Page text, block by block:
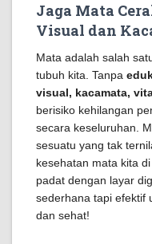
Jaga Mata
Visual dan
Mata adalah salah
tubuh kita. Tanpa
visual, kacamata,
berisiko kehilangan
secara keseluruhan.
sesuatu yang tak
kesehatan mata kita
padat dengan layar
sederhana tapi efektif
dan sehat!